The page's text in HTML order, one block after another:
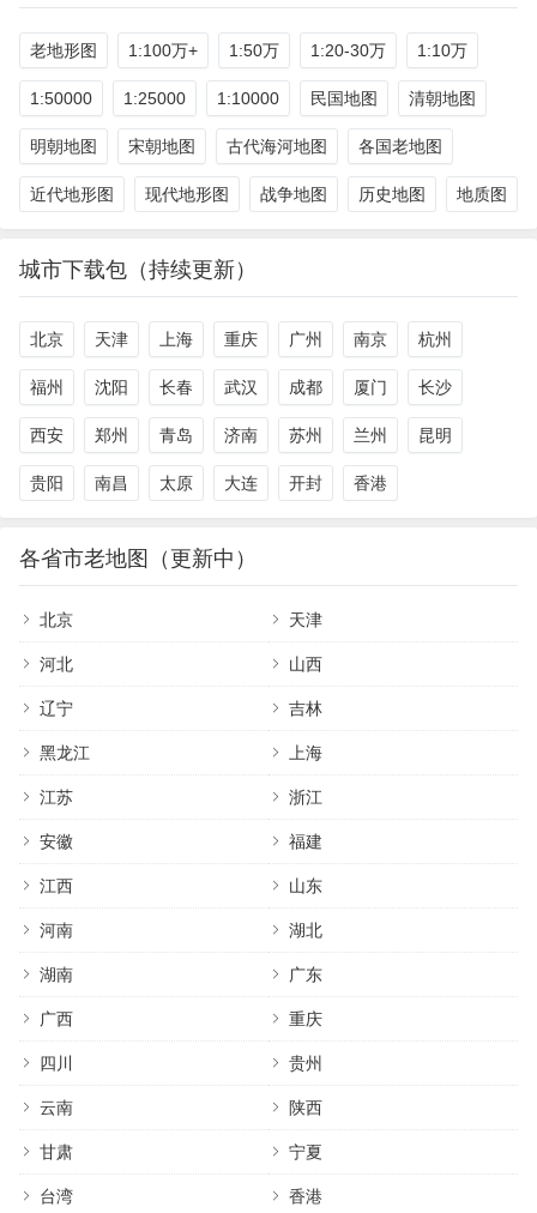
老地形图 1:100万+ 1:50万 1:20-30万 1:10万
1:50000 1:25000 1:10000 民国地图 清朝地图
明朝地图 宋朝地图 古代海河地图 各国老地图
近代地形图 现代地形图 战争地图 历史地图 地质图
城市下载包（持续更新）
北京 天津 上海 重庆 广州 南京 杭州
福州 沈阳 长春 武汉 成都 厦门 长沙
西安 郑州 青岛 济南 苏州 兰州 昆明
贵阳 南昌 太原 大连 开封 香港
各省市老地图（更新中）
北京 天津
河北 山西
辽宁 吉林
黑龙江 上海
江苏 浙江
安徽 福建
江西 山东
河南 湖北
湖南 广东
广西 重庆
四川 贵州
云南 陕西
甘肃 宁夏
台湾 香港